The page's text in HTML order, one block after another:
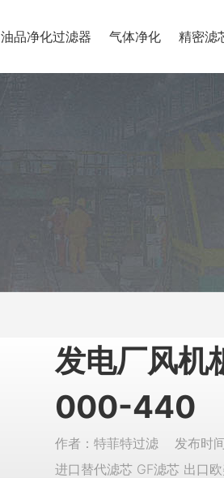
油品净化过滤器 气体净化 精密滤
发电厂风
000-440
作者：特菲特过滤 发布时
进口替代滤芯 GF滤芯 出口